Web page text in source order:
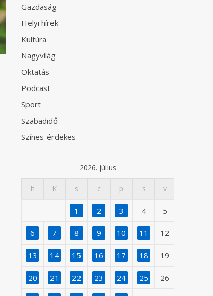
Gazdaság
Helyi hírek
Kultúra
Nagyvilág
Oktatás
Podcast
Sport
Szabadidő
Színes-érdekes
2026. július
h K s c p s v
1 2 3 4 5
6 7 8 9 10 11 12
13 14 15 16 17 18 19
20 21 22 23 24 25 26